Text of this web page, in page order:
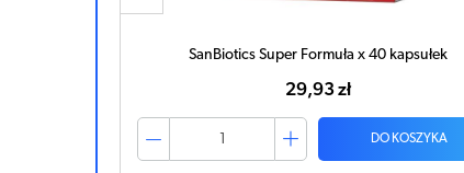
Dicoflor Ibsium x 20 kapsułek
69,88 zł
DO KOSZYKA